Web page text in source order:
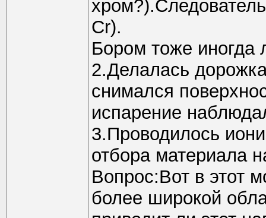
Cr).
Бором тоже иногда
2.Делалась
снимался
испарение
3.Проводилось
отбора материала
Вопрос:Вот в этот
более широкой